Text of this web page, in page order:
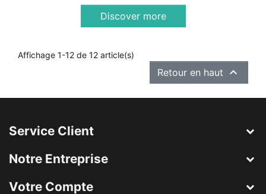
Discover more
Affichage 1-12 de 12 article(s)
Retour en haut 
Service Client
Notre Entreprise
Votre Compte